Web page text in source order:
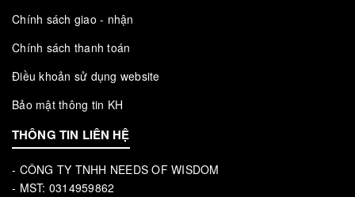
Chính sách giao - nhận
Chính sách thanh toán
Điều khoản sử dụng website
Bảo mật thông tin KH
THÔNG TIN LIÊN HỆ
- CÔNG TY TNHH NEEDS OF WISDOM
- MST: 0314959862